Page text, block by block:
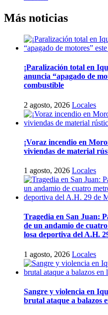
Más noticias
¡Paralización total en
anuncia “apagado de
combustible
2 agosto, 2026 Locales
¡Voraz incendio en
viviendas de material
1 agosto, 2026 Locales
Tragedia en San Juan:
de un andamio de
losa deportiva del A.H.
1 agosto, 2026 Locales
Sangre y violencia en
brutal ataque a balazos